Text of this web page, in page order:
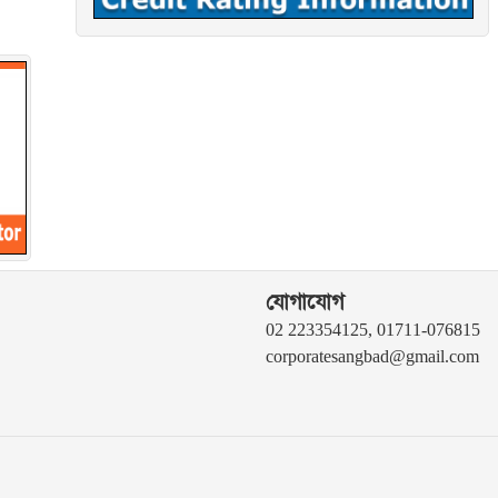
যোগাযোগ
02 223354125, 01711-076815
corporatesangbad@gmail.com